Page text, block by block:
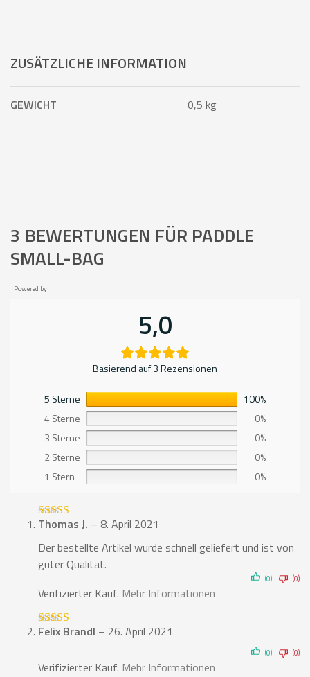
ZUSÄTZLICHE INFORMATION
GEWICHT 0,5 kg
3 BEWERTUNGEN FÜR PADDLE
SMALL-BAG
Powered by
5,0
Basierend auf 3 Rezensionen
5 Sterne
100%
4 Sterne
0%
3 Sterne
0%
2 Sterne
0%
1 Stern
0%
Bewertet mit
Thomas J. – 8. April 2021
Der bestellte Artikel wurde schnell geliefert und ist von
guter Qualität.
(0) (0)
Verifizierter Kauf. Mehr Informationen
Bewertet mit
Felix Brandl – 26. April 2021
(0) (0)
Verifizierter Kauf. Mehr Informationen